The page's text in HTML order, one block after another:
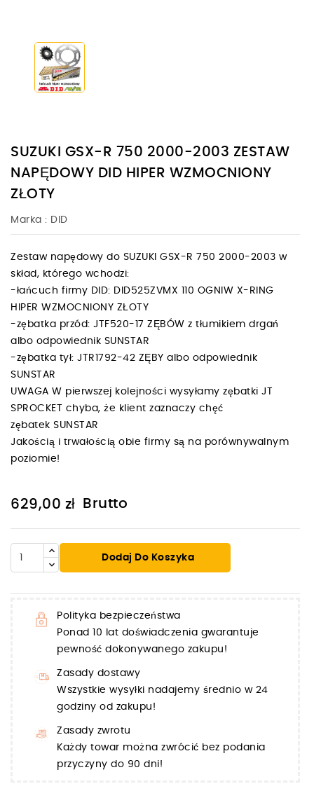
SUZUKI GSX-R 750 2000-2003 ZESTAW
NAPĘDOWY DID HIPER WZMOCNIONY
ZŁOTY
Marka : DID
Zestaw napędowy do SUZUKI GSX-R 750 2000-2003 w
skład, którego wchodzi:
-łańcuch firmy DID: DID525ZVMX 110 OGNIW X-RING
HIPER WZMOCNIONY ZŁOTY
-zębatka przód: JTF520-17 ZĘBÓW z tłumikiem drgań
albo odpowiednik SUNSTAR
-zębatka tył: JTR1792-42 ZĘBY albo odpowiednik
SUNSTAR
UWAGA W pierwszej kolejności wysyłamy zębatki JT
SPROCKET chyba, że klient zaznaczy chęć
zębatek SUNSTAR
Jakością i trwałością obie firmy są na porównywalnym
poziomie!
629,00 zł Brutto
Dodaj Do Koszyka
Polityka bezpieczeństwa
Ponad 10 lat doświadczenia gwarantuje
pewność dokonywanego zakupu!
Zasady dostawy
Wszystkie wysyłki nadajemy średnio w 24
godziny od zakupu!
Zasady zwrotu
Każdy towar można zwrócić bez podania
przyczyny do 90 dni!